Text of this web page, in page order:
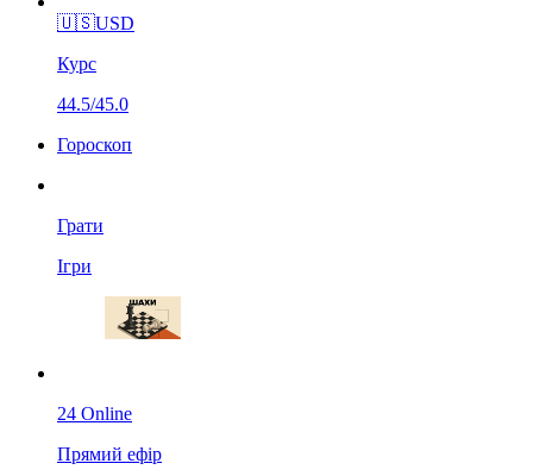
🇺🇸USD
Курс
44.5/45.0
Гороскоп
Грати
Ігри
24 Online
Прямий ефір